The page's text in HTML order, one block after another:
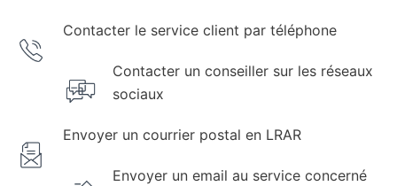
Contacter le service client par téléphone
Contacter un conseiller sur les réseaux
sociaux
Envoyer un courrier postal en LRAR
Envoyer un email au service concerné